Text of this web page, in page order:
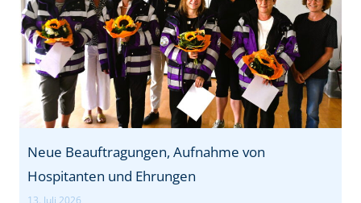
l
f
e
-
A
u
s
b
Neue Beauftragungen, Aufnahme von
Hospitanten und Ehrungen